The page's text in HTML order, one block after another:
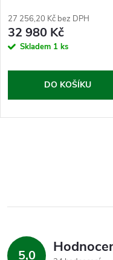
27 256,20 Kč bez DPH
32 980 Kč
Skladem 1 ks
DO KOŠÍKU
5,0